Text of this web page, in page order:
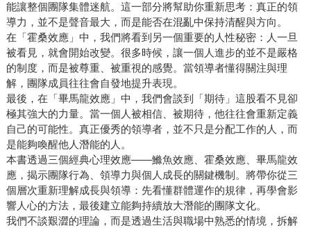
能讓整個團隊集體迷航。這一部分將幫助你重新思考：真正的領
導力，並不是聲音最大，而是能否在混亂中保持清醒與方向。
在「霍桑效應」中，我們將看到另一個重要的人性秘密：人一旦
被看見，就會開始改變。很多時候，讓一個人進步的並不是嚴格
的制度，而是被尊重、被重視的感覺。當領導者懂得關注與理
解，團隊成員往往會自發地提升表現。
最後，在「畢馬龍效應」中，我們會談到「期待」這股看不見卻
極其強大的力量。當一個人被相信、被期待，他往往會重新定義
自己的可能性。真正優秀的領導者，並不只是分配工作的人，而
是能夠喚醒他人潛能的人。
本書透過三個經典心理效應——鰷魚效應、霍桑效應、畢馬龍效
應，揭示團隊行為、領導力與個人成長的關鍵機制。將帶你從三
個層次重新理解成長與領導：先看懂群體運作的規律，再學會影
響人心的方法，最後建立能夠持續放大潛能的團隊文化。
我們不談艱澀的理論，而是透過生活與職場中熟悉的情境，拆解